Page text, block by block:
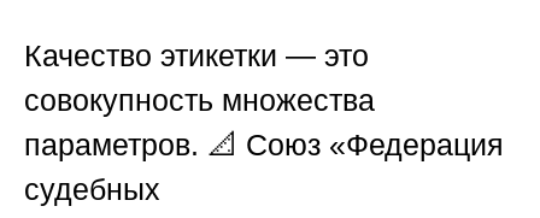
Качество этикетки — это
совокупность множества
параметров. 📐 Союз «Федерация
судебных